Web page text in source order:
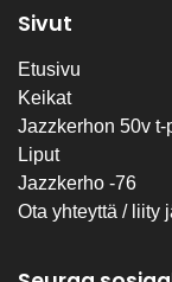
Sivut
Etusivu
Keikat
Jazzkerhon 50v t-
Liput
Jazzkerho -76
Ota yhteyttä / liity